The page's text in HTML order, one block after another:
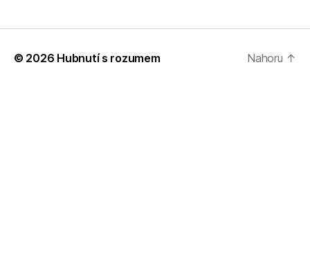
© 2026 Hubnutí s rozumem Nahoru ↑